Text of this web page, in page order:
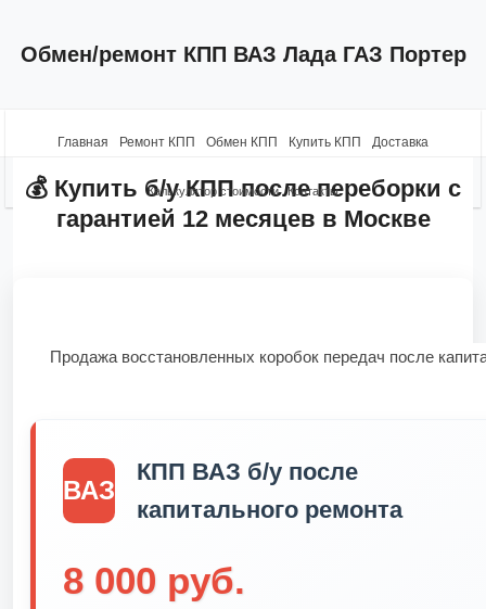
Обмен/ремонт КПП ВАЗ Лада ГАЗ Портер
Главная Ремонт КПП Обмен КПП Купить КПП Доставка
Калькулятор стоимости Контакты
💰 Купить б/у КПП после переборки с
гарантией 12 месяцев в Москве
Продажа восстановленных коробок передач после
ВАЗ
КПП ВАЗ б/у после
капитального ремонта
8 000 руб.